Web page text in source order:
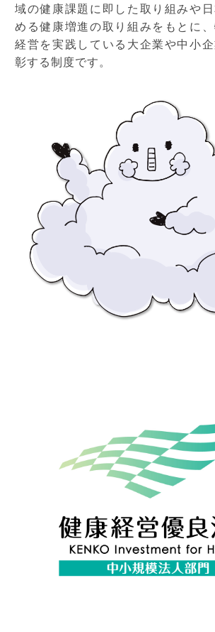
域の健康課題に即した取り組みや
める健康増進の取り組みをもとに
経営を実践している大企業や中小
彰する制度です。